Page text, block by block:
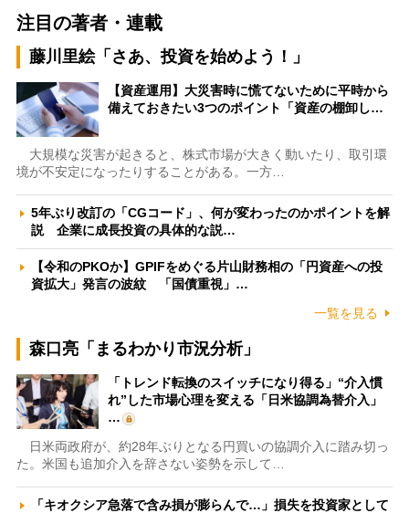
注目の著者・連載
藤川里絵「さあ、投資を始めよう！」
【資産運用】大災害時に慌てないために平時から
備えておきたい3つのポイント「資産の棚卸し…
大規模な災害が起きると、株式市場が大きく動いたり、取引環
境が不安定になったりすることがある。一方…
5年ぶり改訂の「CGコード」、何が変わったのかポイントを解
説 企業に成長投資の具体的な説…
【令和のPKOか】GPIFをめぐる片山財務相の「円資産への投
資拡大」発言の波紋 「国債重視」…
一覧を見る
森口亮「まるわかり市況分析」
「トレンド転換のスイッチになり得る」“介入慣
れ”した市場心理を変える「日米協調為替介入」
…
日米両政府が、約28年ぶりとなる円買いの協調介入に踏み切っ
た。米国も追加介入を辞さない姿勢を示して…
「キオクシア急落で含み損が膨らんで…」損失を投資家として